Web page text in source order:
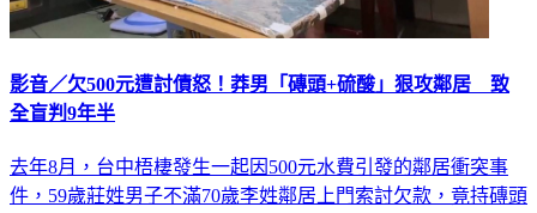
影音／欠500元遭討債怒！莽男「磚頭+硫酸」狠攻鄰居 致
全盲判9年半
去年8月，台中梧棲發生一起因500元水費引發的鄰居衝突事
件，59歲莊姓男子不滿70歲李姓鄰居上門索討欠款，竟持磚頭